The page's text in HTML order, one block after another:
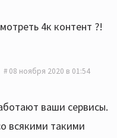
4к контент ?!
08 ноября 2020 в 01:54
ваши сервисы.
всякими такими